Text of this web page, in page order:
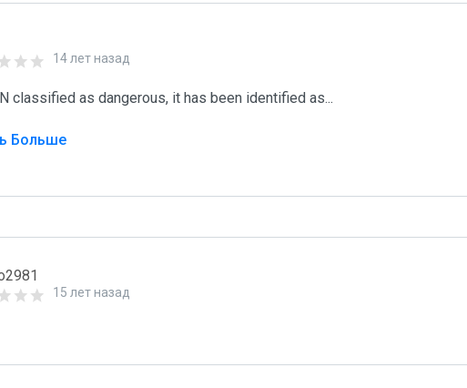
14 лет назад
classified as dangerous, it has been identified as...
Больше
15 лет назад